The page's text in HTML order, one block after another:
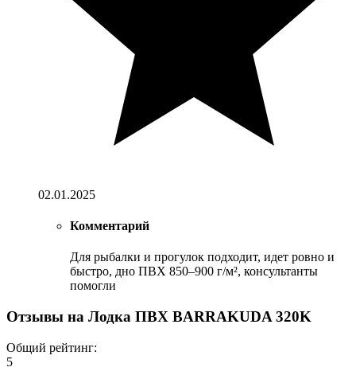
02.01.2025
Комментарий
Для рыбалки и прогулок подходит, идет ровно и
быстро, дно ПВХ 850–900 г/м², консультанты
помогли
Отзывы на Лодка ПВХ BARRAKUDA 320K
Общий рейтинг:
5